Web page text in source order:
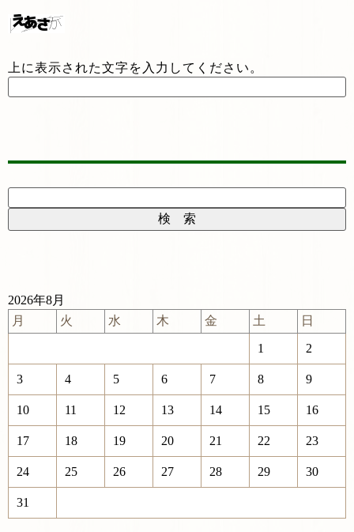
上に表示された文字を入力してください。
2026年8月
月
火 水 木 金 土 日
1 2
3 4 5 6 7 8 9
10 11 12 13 14 15 16
17 18 19 20 21 22 23
24 25 26 27 28 29 30
31